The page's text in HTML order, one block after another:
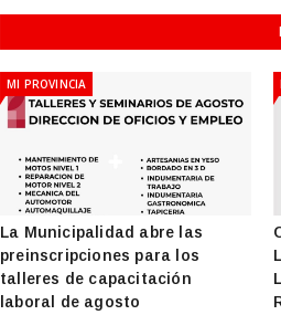
MI PROVINCIA
La Municipalidad abre las
preinscripciones para los
talleres de capacitación
laboral de agosto